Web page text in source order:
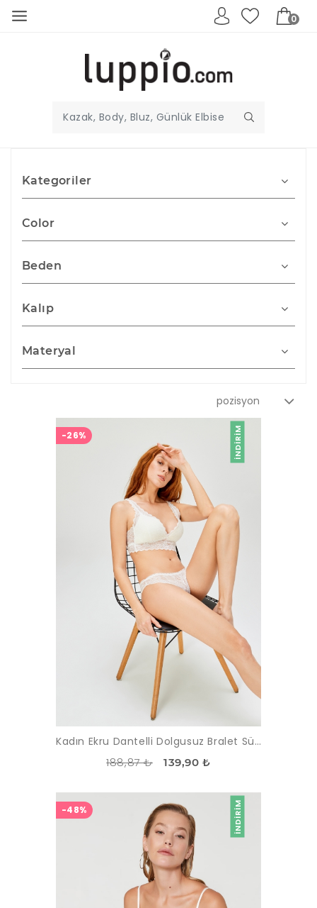
0
Kategoriler
Color
Beden
Kalıp
Materyal
İNDIRIM
-26%
Kadın Ekru Dantelli Dolgusuz Bralet Sütyen Takım
188,87 ₺ 139,90 ₺
İNDIRIM
-48%